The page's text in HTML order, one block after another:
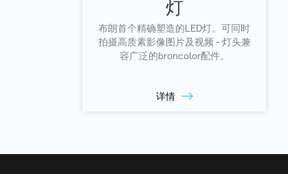
灯
布朗首个精确塑造的LED灯。可同时
拍摄高质素影像图片及视频 - 灯头兼
容广泛的broncolor配件。
详情